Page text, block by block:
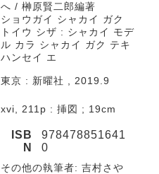
へ / 榊原賢二郎編著
ショウガイ シャカイ ガク
トイウ シザ : シャカイ モデ
ル カラ シャカイ ガク テキ
ハンセイ エ
東京 : 新曜社 , 2019.9
xvi, 211p : 挿図 ; 19cm
ISB
N
978478851641
0
その他の執筆者: 吉村さや